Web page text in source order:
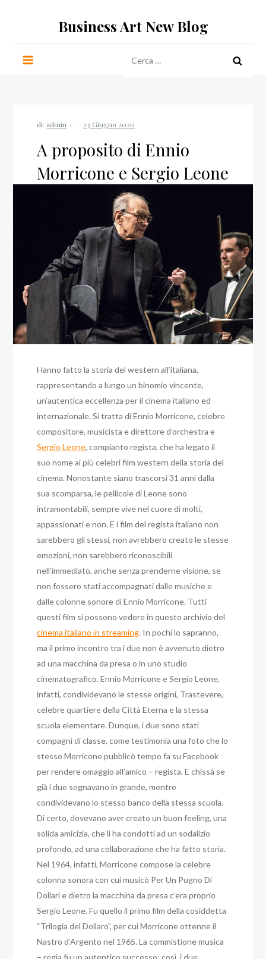
Business Art New Blog
per:
di: admin
A proposito di Ennio
Morricone e Sergio Leone
Hanno fatto la storia del western all’italiana,
rappresentando a lungo un binomio vincente,
un’autentica eccellenza per il cinema italiano ed
internazionale. Si tratta di Ennio Morricone, celebre
compositore, musicista e direttore d’orchestra e
Sergio Leone, compianto regista, che ha legato il
suo nome ai più celebri film western della storia del
cinema. Nonostante siano trascorsi 31 anni dalla
sua scomparsa, le pellicole di Leone sono
intramontabili, sempre vive nel cuore di molti,
appassionati e non. E i film del regista italiano non
sarebbero gli stessi, non avrebbero creato le stesse
emozioni, non sarebbero riconoscibili
nell’immediato, anche senza prenderne visione, se
non fossero stati accompagnati dalle musiche e
dalle colonne sonore di Ennio Morricone. Tutti
questi film si possono vedere in questo archivio del
cinema italiano in streaming. In pochi lo sapranno,
ma il primo incontro tra i due non è avvenuto dietro
ad una macchina da presa o in uno studio
cinematografico. Ennio Morricone e Sergio Leone,
infatti, condividevano le stesse origini, Trastevere,
celebre quartiere della Città Eterna e la stessa
scuola elementare. Dunque, i due sono stati
compagni di classe, come testimonia una foto che lo
stesso Morricone pubblicò tempo fa su Facebook
per rendere omaggio all’amico – regista. E chissà se
già i due sognavano in grande, mentre
condividevano lo stesso banco della stessa scuola.
Di certo, dovevano aver creato un buon feeling, una
solida amicizia, che li ha condotti ad un sodalizio
profondo, ad una collaborazione che ha fatto storia.
Nel 1964, infatti, Morricone compose la celebre
colonna sonora con cui musicò Per Un Pugno Di
Dollari e dietro la macchina da presa c’era proprio
Sergio Leone. Fu quello il primo film della cosiddetta
“Trilogia del Dollaro”, per cui Morricone ottenne il
Nastro d’Argento nel 1965. La commistione musica
– regia fu un autentico successo; così, i due